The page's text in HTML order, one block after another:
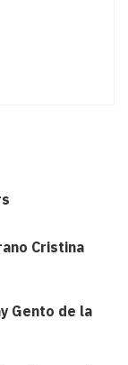
Cristina
Gento de la